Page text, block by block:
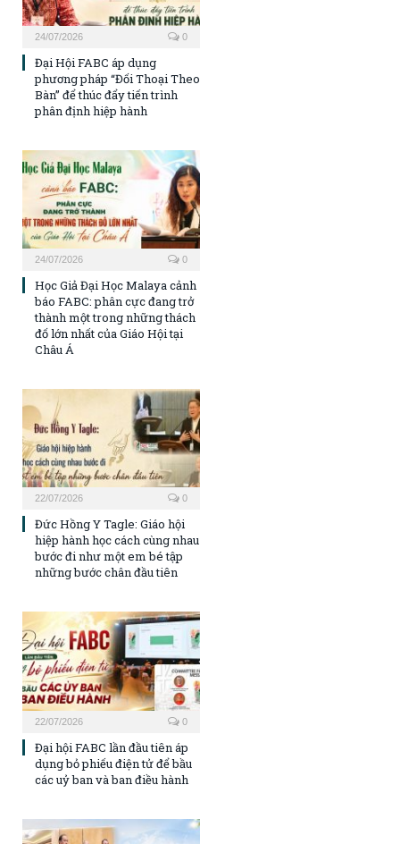
24/07/2026 0
Đại Hội FABC áp dụng
phương pháp “Đối Thoại Theo
Bàn” để thúc đẩy tiến trình
phân định hiệp hành
24/07/2026 0
Học Giả Đại Học Malaya cảnh
báo FABC: phân cực đang trở
thành một trong những thách
đố lớn nhất của Giáo Hội tại
Châu Á
22/07/2026 0
Đức Hồng Y Tagle: Giáo hội
hiệp hành học cách cùng nhau
bước đi như một em bé tập
những bước chân đầu tiên
22/07/2026 0
Đại hội FABC lần đầu tiên áp
dụng bỏ phiếu điện tử để bầu
các uỷ ban và ban điều hành